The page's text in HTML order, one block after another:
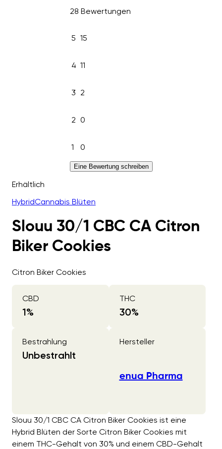
28 Bewertungen
5 15
4 11
3 2
2 0
1 0
Eine Bewertung schreiben
Erhältlich
HybridCannabis Blüten
Slouu 30/1 CBC CA Citron
Biker Cookies
Citron Biker Cookies
CBD
1%
THC
30%
Bestrahlung
Unbestrahlt
Hersteller
enua Pharma
Slouu 30/1 CBC CA Citron Biker Cookies ist eine
Hybrid Blüten der Sorte Citron Biker Cookies mit
einem THC-Gehalt von 30% und einem CBD-Gehalt